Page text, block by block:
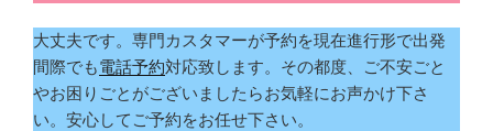
大丈夫です。専門カスタマーが予約を現在進行形で出発
間際でも電話予約対応致します。その都度、ご不安ごと
やお困りごとがございましたらお気軽にお声かけ下さ
い。安心してご予約をお任せ下さい。